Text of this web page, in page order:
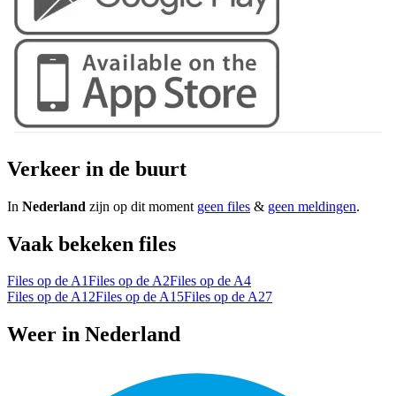
Verkeer in de buurt
In Nederland zijn op dit moment geen files & geen meldingen.
Vaak bekeken files
Files op de A1Files op de A2Files op de A4
Files op de A12Files op de A15Files op de A27
Weer in Nederland